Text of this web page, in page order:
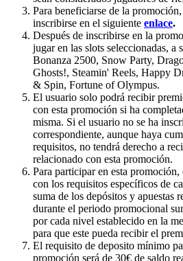
Para beneficiarse de la
inscribirse en el siguiente enlace.
Después de inscribirse en la
jugar en las slots seleccionadas, a
Bonanza 2500, Snow Party,
Ghosts!, Steamin' Reels, Happy
& Spin, Fortune of Olympus.
El usuario solo podrá recibir
con esta promoción si ha
misma. Si el usuario no se ha
correspondiente, aunque haya
requisitos, no tendrá derecho a
relacionado con esta promoción.
Para participar en esta
con los requisitos específicos de
suma de los depósitos y apuestas
durante el periodo promocional
por cada nivel establecido en la
para que este pueda recibir el
El requisito de deposito mínimo
promoción será de 30€ de saldo